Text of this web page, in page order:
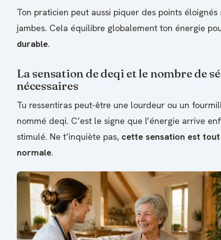
Ton praticien peut aussi piquer des points éloignés
jambes. Cela équilibre globalement ton énergie
durable.
La sensation de deqi et le nombre de
nécessaires
Tu ressentiras peut-être une lourdeur ou un
nommé deqi. C’est le signe que l’énergie arrive
stimulé. Ne t’inquiète pas, cette sensation est
normale.